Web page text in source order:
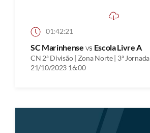
01:42:21
SC Marinhense vs Escola Livre A
CN 2ª Divisão | Zona Norte | 3ª Jornada
21/10/2023 16:00